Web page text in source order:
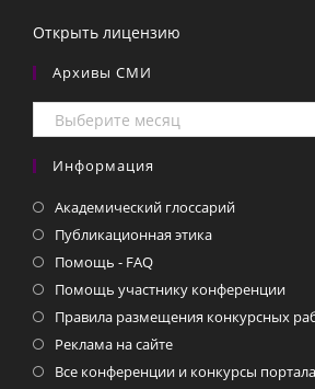
Открыть лицензию
Архивы СМИ
Архивы
СМИ
Информация
Академический глоссарий
Публикационная этика
Помощь - FAQ
Помощь участнику конференции
Правила размещения конкурсных
Реклама на сайте
Все конференции и конкурсы портала